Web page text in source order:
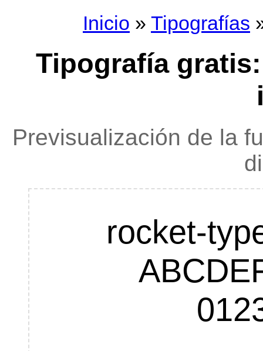
Inicio » Tipografías
Tipografía
Previsualización de la
rocket-